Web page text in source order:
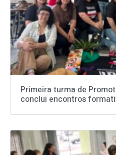
Primeira turma de
conclui encontros